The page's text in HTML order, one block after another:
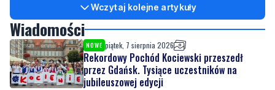
Wczytaj kolejne artykuły
Wiadomości
NOWE piątek, 7 sierpnia 2026
Rekordowy Pochód Kociewski przeszedł
przez Gdańsk. Tysiące uczestników na
jubileuszowej edycji